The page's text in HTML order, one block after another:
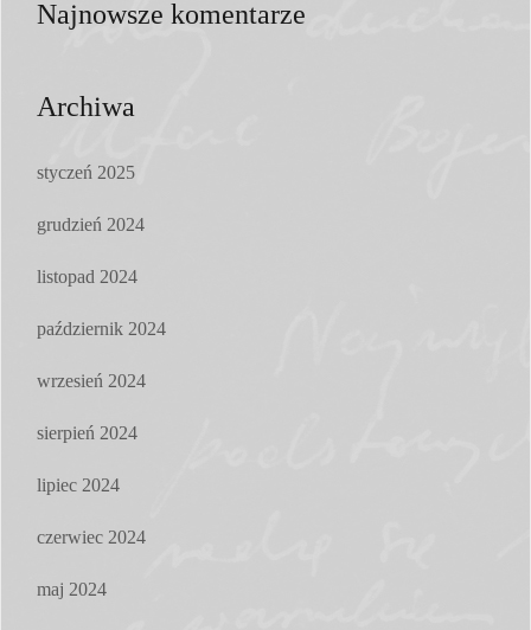
Najnowsze komentarze
Archiwa
styczeń 2025
grudzień 2024
listopad 2024
październik 2024
wrzesień 2024
sierpień 2024
lipiec 2024
czerwiec 2024
maj 2024